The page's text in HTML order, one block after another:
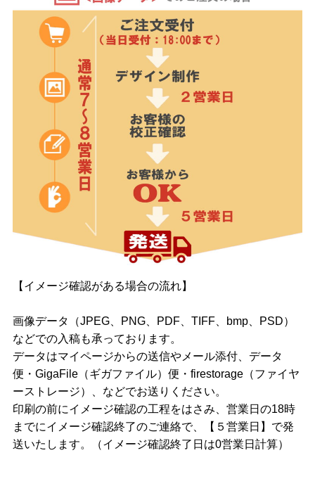
【イメージ確認がある場合の流れ】
画像データ（JPEG、PNG、PDF、TIFF、bmp、PSD）
などでの入稿も承っております。
データはマイページからの送信やメール添付、データ
便・GigaFile（ギガファイル）便・firestorage（ファイヤ
ーストレージ）、などでお送りください。
印刷の前にイメージ確認の工程をはさみ、営業日の18時
までにイメージ確認終了のご連絡で、【５営業日】で発
送いたします。（イメージ確認終了日は0営業日計算）